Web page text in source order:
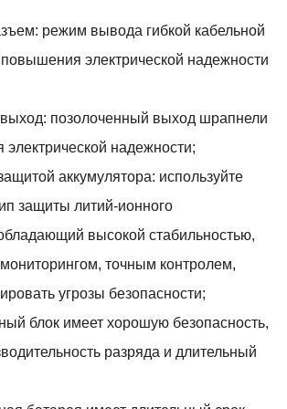
режим вывода гибкой кабельной
электрической надежности
позолоченный выход шрапнели
надежности;
аккумулятора: используйте
защиты литий-ионного
высокой стабильностью,
точным контролем,
угрозы безопасности;
блок имеет хорошую безопасность,
разряда и длительный